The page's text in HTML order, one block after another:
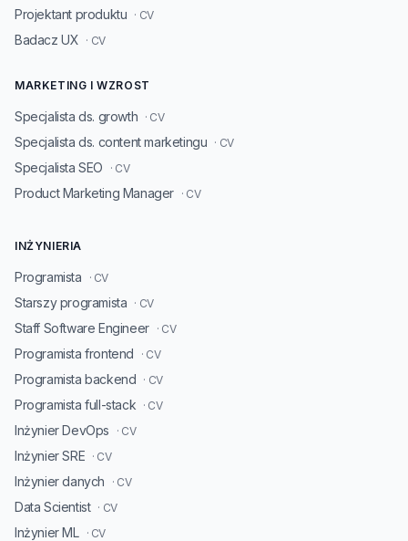
Projektant produktu · CV
Badacz UX · CV
MARKETING I WZROST
Specjalista ds. growth · CV
Specjalista ds. content marketingu · CV
Specjalista SEO · CV
Product Marketing Manager · CV
INŻYNIERIA
Programista · CV
Starszy programista · CV
Staff Software Engineer · CV
Programista frontend · CV
Programista backend · CV
Programista full-stack · CV
Inżynier DevOps · CV
Inżynier SRE · CV
Inżynier danych · CV
Data Scientist · CV
Inżynier ML · CV